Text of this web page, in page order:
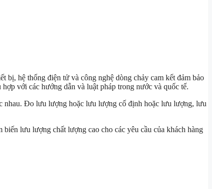
bị, hệ thống điện tử và công nghệ dòng chảy cam kết đảm bảo
với các hướng dẫn và luật pháp trong nước và quốc tế.
nhau. Đo lưu lượng hoặc lưu lượng cố định hoặc lưu lượng, lưu
lưu lượng chất lượng cao cho các yêu cầu của khách hàng